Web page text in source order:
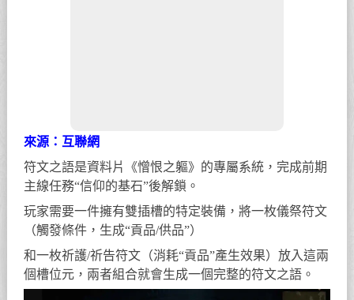
來源：互聯網
符文之語是資料片《憎恨之軀》的專屬系統，完成前期
主線任務“信仰的基石”後解鎖。
玩家需要一件擁有雙插槽的特定裝備，將一枚儀祭符文
（觸發條件，生成“貢品/供品”）
和一枚祈護/祈告符文（消耗“貢品”產生效果）放入這兩
個槽位元，兩者組合就會生成一個完整的符文之語。